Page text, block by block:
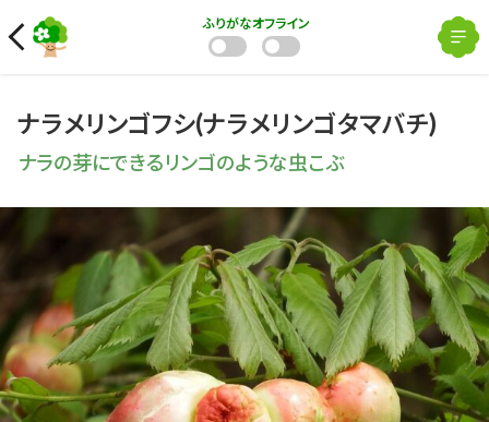
ふりがなオフライン
ナラメリンゴフシ(ナラメリンゴタマバチ)
ナラの芽にできるリンゴのような虫こぶ